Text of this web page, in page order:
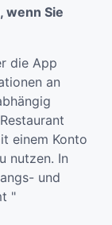
wenn Sie
die App
an
einem Konto
nutzen. In
und
"